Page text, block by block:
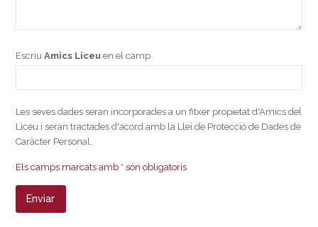
EscriuAmics Liceu en el camp
Les seves dades seran incorporades a un fitxer propietat d'Amics del
Liceu i seran tractades d'acord amb la Llei de Protecció de Dades de
Caràcter Personal.
Els camps marcats amb * són obligatoris